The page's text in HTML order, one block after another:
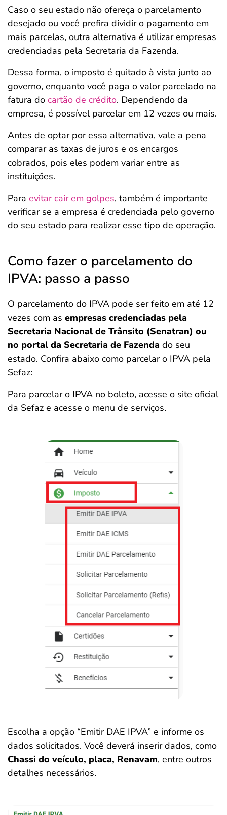
Caso o seu estado não ofereça o parcelamento
desejado ou você prefira dividir o pagamento em
mais parcelas, outra alternativa é utilizar empresas
credenciadas pela Secretaria da Fazenda.
Dessa forma, o imposto é quitado à vista junto ao
governo, enquanto você paga o valor parcelado na
fatura do cartão de crédito. Dependendo da
empresa, é possível parcelar em 12 vezes ou mais.
Antes de optar por essa alternativa, vale a pena
comparar as taxas de juros e os encargos
cobrados, pois eles podem variar entre as
instituições.
Para evitar cair em golpes, também é importante
verificar se a empresa é credenciada pelo governo
do seu estado para realizar esse tipo de operação.
Como fazer o parcelamento do
IPVA: passo a passo
O parcelamento do IPVA pode ser feito em até 12
vezes com as empresas credenciadas pela
Secretaria Nacional de Trânsito (Senatran) ou
no portal da Secretaria de Fazenda do seu
estado. Confira abaixo como parcelar o IPVA pela
Sefaz:
Para parcelar o IPVA no boleto, acesse o site oficial
da Sefaz e acesse o menu de serviços.
Escolha a opção “Emitir DAE IPVA” e informe os
dados solicitados. Você deverá inserir dados, como
Chassi do veículo, placa, Renavam, entre outros
detalhes necessários.